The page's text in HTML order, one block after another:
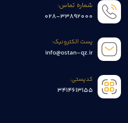
شماره تماس:
028-33892000
پست الکترونیک:
info@ostan-qz.ir
کدپستی:
3414613155